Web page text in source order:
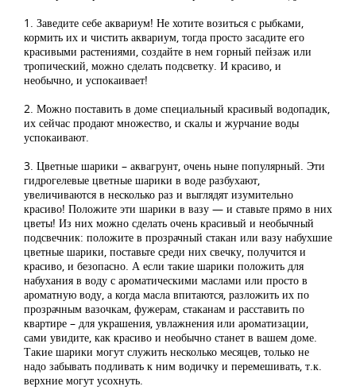
1. Заведите себе аквариум! Не хотите возиться с рыбками,
кормить их и чистить аквариум, тогда просто засадите его
красивыми растениями, создайте в нем горный пейзаж или
тропический, можно сделать подсветку. И красиво, и
необычно, и успокаивает!
2. Можно поставить в доме специальный красивый водопадик,
их сейчас продают множество, и скалы и журчание воды
успокаивают.
3. Цветные шарики – аквагрунт, очень ныне популярный. Эти
гидрогелевые цветные шарики в воде разбухают,
увеличиваются в несколько раз и выглядят изумительно
красиво! Положите эти шарики в вазу — и ставьте прямо в них
цветы! Из них можно сделать очень красивый и необычный
подсвечник: положите в прозрачный стакан или вазу набухшие
цветные шарики, поставьте среди них свечку, получится и
красиво, и безопасно. А если такие шарики положить для
набухания в воду с ароматическими маслами или просто в
ароматную воду, а когда масла впитаются, разложить их по
прозрачным вазочкам, фужерам, стаканам и расставить по
квартире – для украшения, увлажнения или ароматизации,
сами увидите, как красиво и необычно станет в вашем доме.
Такие шарики могут служить несколько месяцев, только не
надо забывать подливать к ним водичку и перемешивать, т.к.
верхние могут усохнуть.